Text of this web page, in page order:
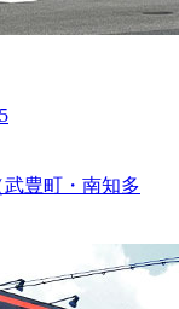
豊町・南知多